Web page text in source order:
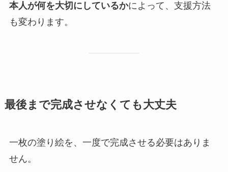
本人が何を大切にしているかによって、支援方法
も変わります。
最後まで完成させなくても大丈夫
一枚の塗り絵を、一度で完成させる必要はありま
せん。